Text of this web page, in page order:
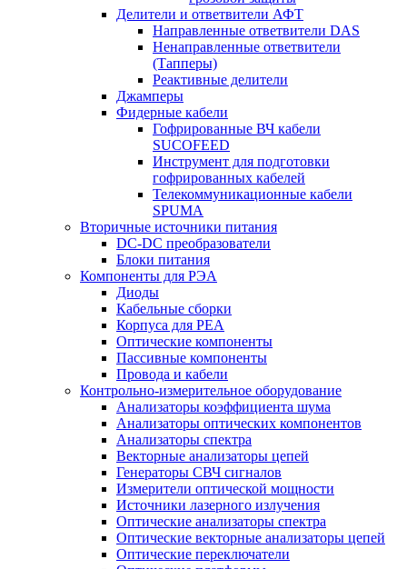
Делители и ответвители АФТ
Направленные ответвители DAS
Ненаправленные ответвители
(Тапперы)
Реактивные делители
Джамперы
Фидерные кабели
Гофрированные ВЧ кабели
SUCOFEED
Инструмент для подготовки
гофрированных кабелей
Телекоммуникационные кабели
SPUMA
Вторичные источники питания
DC-DC преобразователи
Блоки питания
Компоненты для РЭА
Диоды
Кабельные сборки
Корпуса для РЕА
Оптические компоненты
Пассивные компоненты
Провода и кабели
Контрольно-измерительное оборудование
Анализаторы коэффициента шума
Анализаторы оптических компонентов
Анализаторы спектра
Векторные анализаторы цепей
Генераторы СВЧ сигналов
Измерители оптической мощности
Источники лазерного излучения
Оптические анализаторы спектра
Оптические векторные анализаторы цепей
Оптические переключатели